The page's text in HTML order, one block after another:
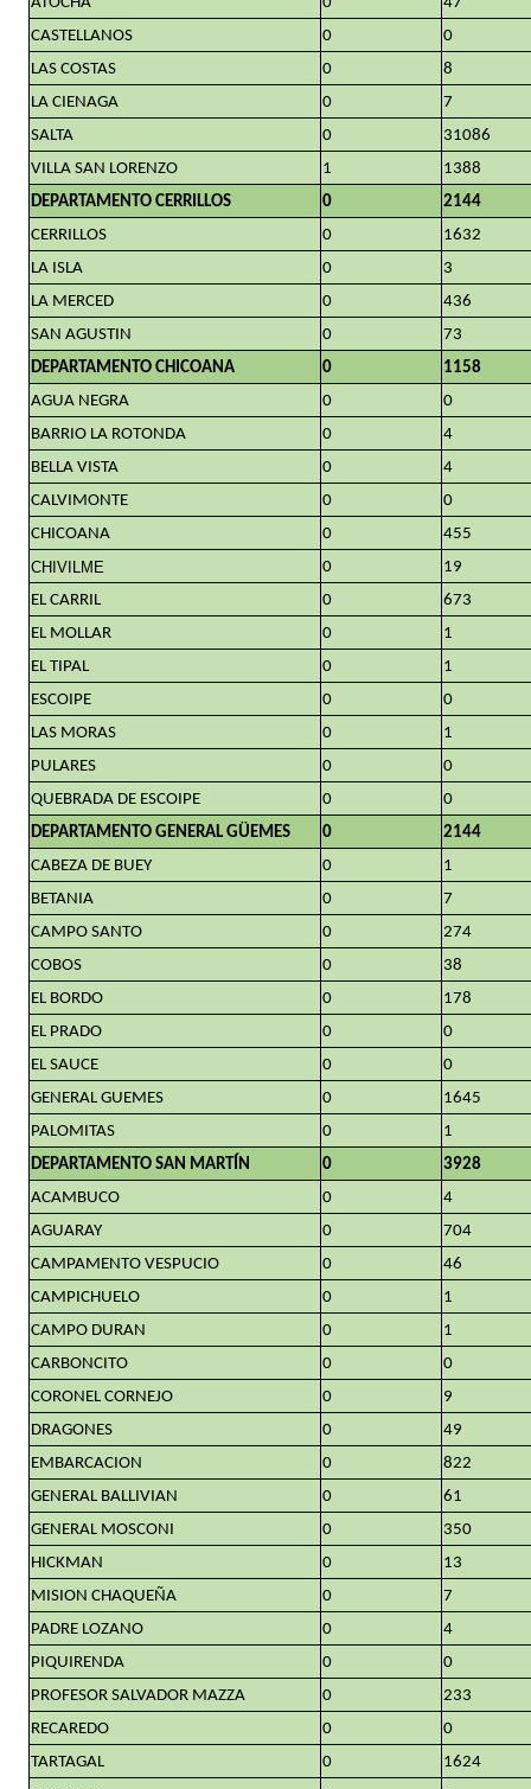
CASTELLANOS
0
0
LAS COSTAS
0
8
LA CIENAGA
0
7
SALTA
0
31086
VILLA SAN LORENZO
1
1388
DEPARTAMENTO CERRILLOS
0
2144
CERRILLOS
0
1632
LA ISLA
0
3
LA MERCED
0
436
SAN AGUSTIN
0
73
DEPARTAMENTO CHICOANA
0
1158
AGUA NEGRA
0
0
BARRIO LA ROTONDA
0
4
BELLA VISTA
0
4
CALVIMONTE
0
0
CHICOANA
0
455
CHIVILME
0
19
EL CARRIL
0
673
EL MOLLAR
0
1
EL TIPAL
0
1
ESCOIPE
0
0
LAS MORAS
0
1
PULARES
0
0
QUEBRADA DE ESCOIPE
0
0
DEPARTAMENTO GENERAL GÜEMES
0
2144
CABEZA DE BUEY
0
1
BETANIA
0
7
CAMPO SANTO
0
274
COBOS
0
38
EL BORDO
0
178
EL PRADO
0
0
EL SAUCE
0
0
GENERAL GUEMES
0
1645
PALOMITAS
0
1
DEPARTAMENTO SAN MARTÍN
0
3928
ACAMBUCO
0
4
AGUARAY
0
704
CAMPAMENTO VESPUCIO
0
46
CAMPICHUELO
0
1
CAMPO DURAN
0
1
CARBONCITO
0
0
CORONEL CORNEJO
0
9
DRAGONES
0
49
EMBARCACION
0
822
GENERAL BALLIVIAN
0
61
GENERAL MOSCONI
0
350
HICKMAN
0
13
MISION CHAQUEÑA
0
7
PADRE LOZANO
0
4
PIQUIRENDA
0
0
PROFESOR SALVADOR MAZZA
0
233
RECAREDO
0
0
TARTAGAL
0
1624